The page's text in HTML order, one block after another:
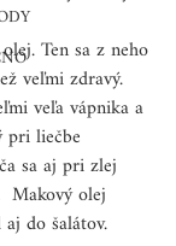
Ten sa z neho
veľmi zdravý.
veľa vápnika a
liečbe
sa aj pri zlej
Makový olej
do šalátov.